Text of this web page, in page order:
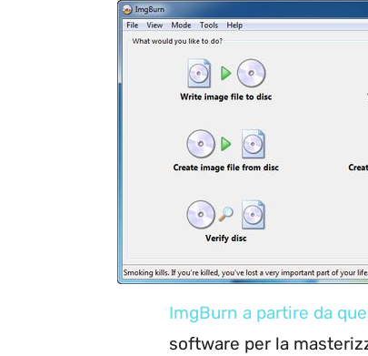
ImgBurn a partire da
software per la